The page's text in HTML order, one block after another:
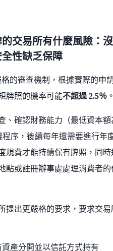
交易所有什麼風險：
性缺乏保障
的審查機制，根據實際的申
牌照的機率可能不超過 2.5％
、確認財務能力（最低資本額
程序，後續每年還需要進行年
規費才能持續保有牌照，同時
點或註冊辦事處處理消費者的
提出更嚴格的要求，要求交易
產分開並以信託方式持有